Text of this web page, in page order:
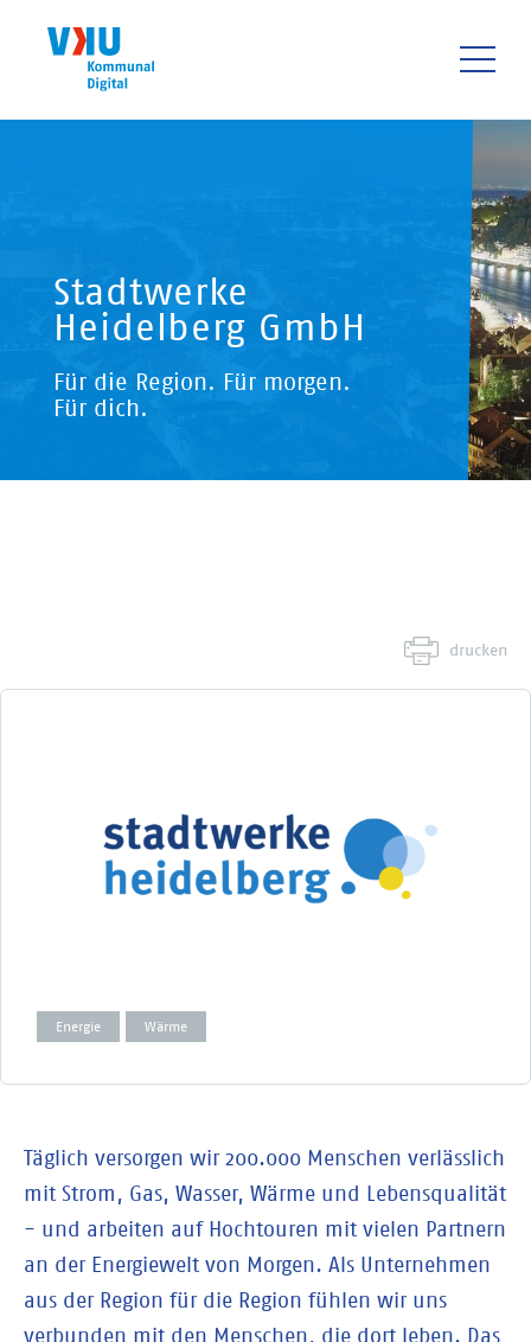
Stadtwerke
Heidelberg GmbH
Für die Region. Für morgen.
Für dich.
drucken
Energie Wärme
Täglich versorgen wir 200.000 Menschen verlässlich
mit Strom, Gas, Wasser, Wärme und Lebensqualität
- und arbeiten auf Hochtouren mit vielen Partnern
an der Energiewelt von Morgen. Als Unternehmen
aus der Region für die Region fühlen wir uns
verbunden mit den Menschen, die dort leben. Das